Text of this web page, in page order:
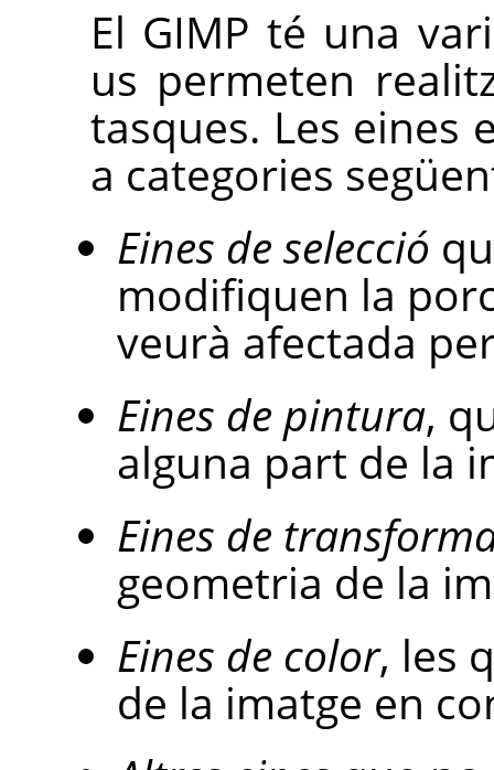
El GIMP té una
us permeten
tasques. Les eines
a categories
Eines de selecció
modifiquen la
veurà afectada
Eines de pintura,
alguna part de la
Eines de
geometria de la
Eines de color, les
de la imatge en